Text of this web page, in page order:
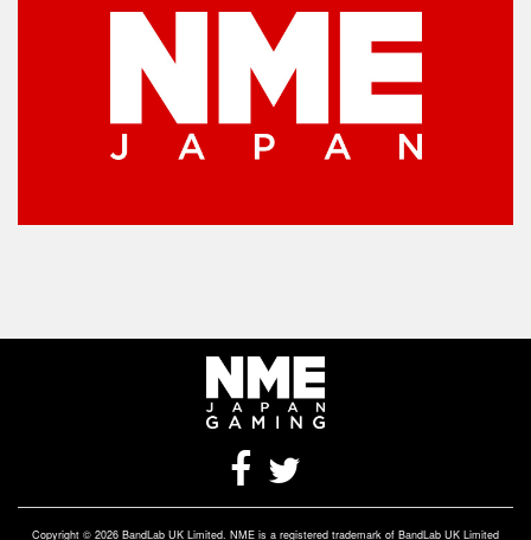
Copyright © 2026 BandLab UK Limited. NME is a registered trademark of BandLab UK Limited